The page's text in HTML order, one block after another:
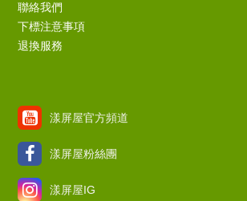
聯絡我們
下標注意事項
退換服務
漾屏屋官方頻道
漾屏屋粉絲團
漾屏屋IG